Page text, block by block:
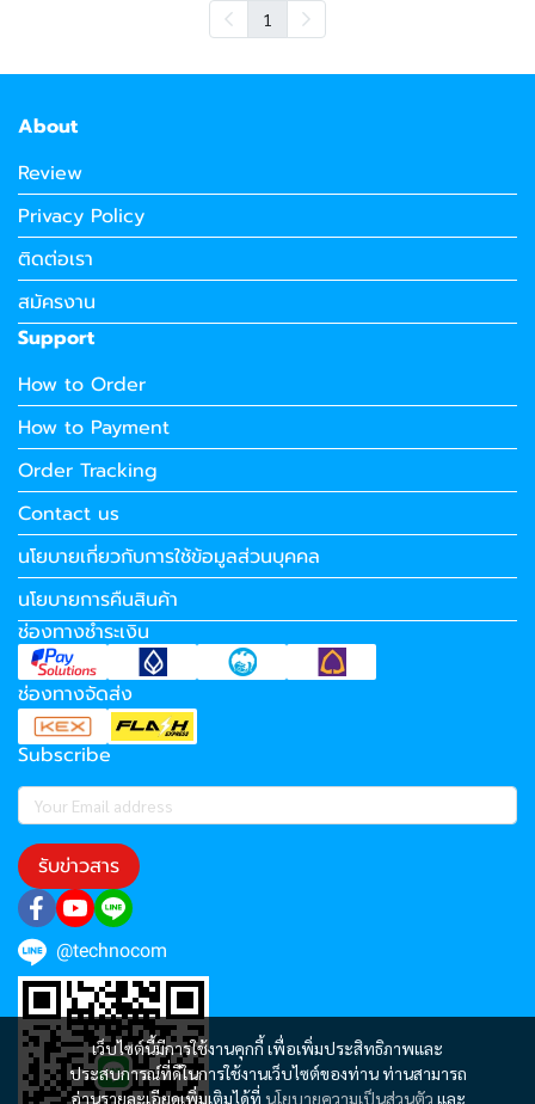
1
เว็บไซต์นี้มีการใช้งานคุกกี้ เพื่อเพิ่มประสิทธิภาพและ
ประสบการณ์ที่ดีในการใช้งานเว็บไซต์ของท่าน ท่านสามารถ
อ่านรายละเอียดเพิ่มเติมได้ที่ นโยบายความเป็นส่วนตัว และ
About
Review
Privacy Policy
ติดต่อเรา
สมัครงาน
Support
How to Order
How to Payment
Order Tracking
Contact us
นโยบายเกี่ยวกับการใช้ข้อมูลส่วนบุคคล
นโยบายการคืนสินค้า
ช่องทางชำระเงิน
ช่องทางจัดส่ง
Subscribe
รับข่าวสาร
@technocom